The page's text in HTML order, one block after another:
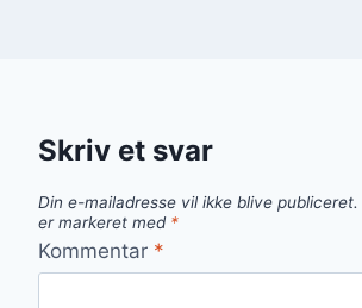
Skriv et svar
Din e-mailadresse vil ikke blive publiceret.
er markeret med *
Kommentar *